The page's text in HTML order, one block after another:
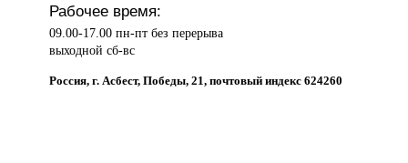
Рабочее время:
09.00-17.00 пн-пт без перерыва
выходной сб-вс
Россия, г. Асбест, Победы, 21, почтовый индекс 624260